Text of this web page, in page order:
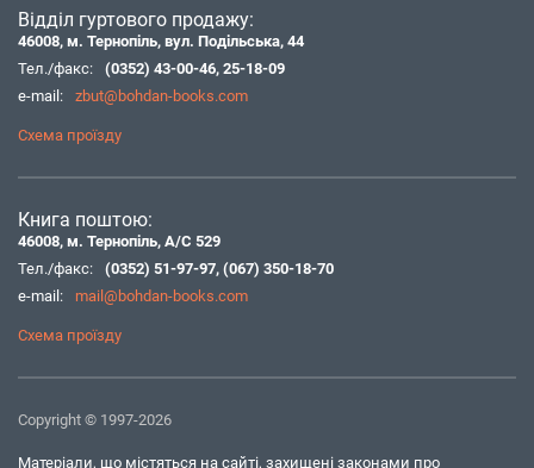
Відділ гуртового продажу:
46008, м. Тернопіль, вул. Подільська, 44
Тел./факс:
(0352) 43-00-46, 25-18-09
e-mail:
zbut@bohdan-books.com
Схема проїзду
Книга поштою:
46008, м. Тернопіль, А/С 529
Тел./факс:
(0352) 51-97-97, (067) 350-18-70
e-mail:
mail@bohdan-books.com
Схема проїзду
Copyright © 1997-2026
Матеріали, що містяться на сайті, захищені законами про